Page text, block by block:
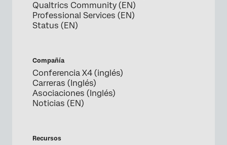
Qualtrics Community (EN)
Professional Services (EN)
Status (EN)
Compañía
Conferencia X4 (inglés)
Carreras (Inglés)
Asociaciones (Inglés)
Noticias (EN)
Recursos